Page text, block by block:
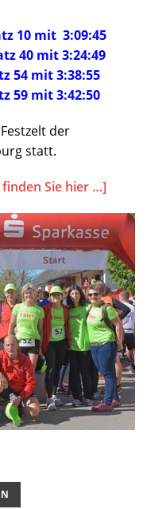
mit 3:09:45
40 mit 3:24:49
mit 3:38:55
mit 3:42:50
der
statt.
Sie hier …]